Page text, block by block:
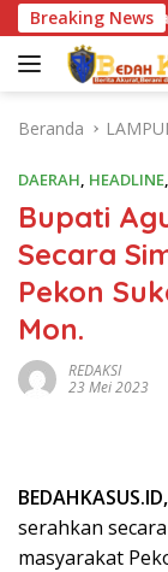
Langsung
ke
konten
Breaking News
Beranda
DAERAH, HEADLINE,
Bupati
Secara
Pekon
Mon.
REDAKSI
23 Mei 2023
serahkan
masyarakat